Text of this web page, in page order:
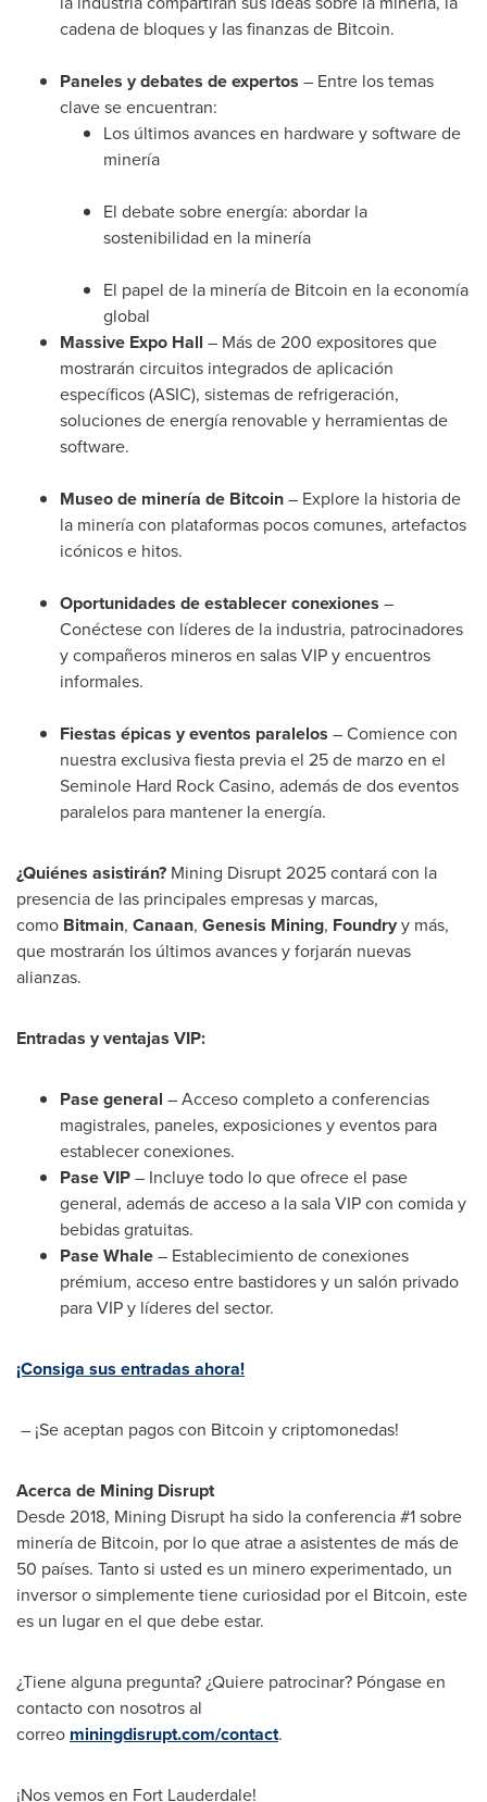
cadena de bloques y las finanzas de Bitcoin.
Paneles y debates de expertos – Entre los temas
clave se encuentran:
Los últimos avances en hardware y software de
minería
El debate sobre energía: abordar la
sostenibilidad en la minería
El papel de la minería de Bitcoin en la economía
global
Massive Expo Hall – Más de 200 expositores que
mostrarán circuitos integrados de aplicación
específicos (ASIC), sistemas de refrigeración,
soluciones de energía renovable y herramientas de
software.
Museo de minería de Bitcoin– Explore la historia de
la minería con plataformas pocos comunes, artefactos
icónicos e hitos.
Oportunidades de establecer conexiones –
Conéctese con líderes de la industria, patrocinadores
y compañeros mineros en salas VIP y encuentros
informales.
Fiestas épicas y eventos paralelos – Comience con
nuestra exclusiva fiesta previa el 25 de marzo en el
Seminole Hard Rock Casino, además de dos eventos
paralelos para mantener la energía.
¿Quiénes asistirán? Mining Disrupt 2025 contará con la
presencia de las principales empresas y marcas,
como Bitmain, Canaan, Genesis Mining, Foundryy más,
que mostrarán los últimos avances y forjarán nuevas
alianzas.
Entradas y ventajas VIP:
Pase general – Acceso completo a conferencias
magistrales, paneles, exposiciones y eventos para
establecer conexiones.
Pase VIP– Incluye todo lo que ofrece el pase
general, además de acceso a la sala VIP con comida y
bebidas gratuitas.
Pase Whale– Establecimiento de conexiones
prémium, acceso entre bastidores y un salón privado
para VIP y líderes del sector.
¡Consiga sus entradas ahora!
– ¡Se aceptan pagos con Bitcoin y criptomonedas!
Acerca de Mining Disrupt
Desde 2018, Mining Disrupt ha sido la conferencia #1 sobre
minería de Bitcoin, por lo que atrae a asistentes de más de
50 países. Tanto si usted es un minero experimentado, un
inversor o simplemente tiene curiosidad por el Bitcoin, este
es un lugar en el que debe estar.
¿Tiene alguna pregunta? ¿Quiere patrocinar? Póngase en
contacto con nosotros al
correo miningdisrupt.com/contact.
¡Nos vemos en Fort Lauderdale!